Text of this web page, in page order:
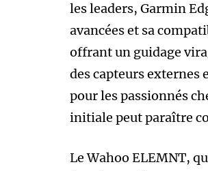
les leaders, Garmin
avancées et sa
offrant un guidage
des capteurs externes
pour les passionnés
initiale peut paraître
Le Wahoo ELEMNT,